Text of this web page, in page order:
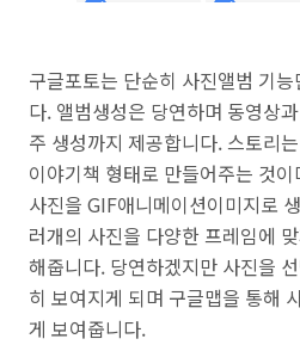
구글포토는 단순히 사진앨범 기
다. 앨범생성은 당연하며 동영상
주 생성까지 제공합니다. 스토리
이야기책 형태로 만들어주는 것
사진을 GIF애니메이션이미지로
러개의 사진을 다양한 프레임에
해줍니다. 당연하겠지만 사진을
히 보여지게 되며 구글맵을 통해
게 보여줍니다.